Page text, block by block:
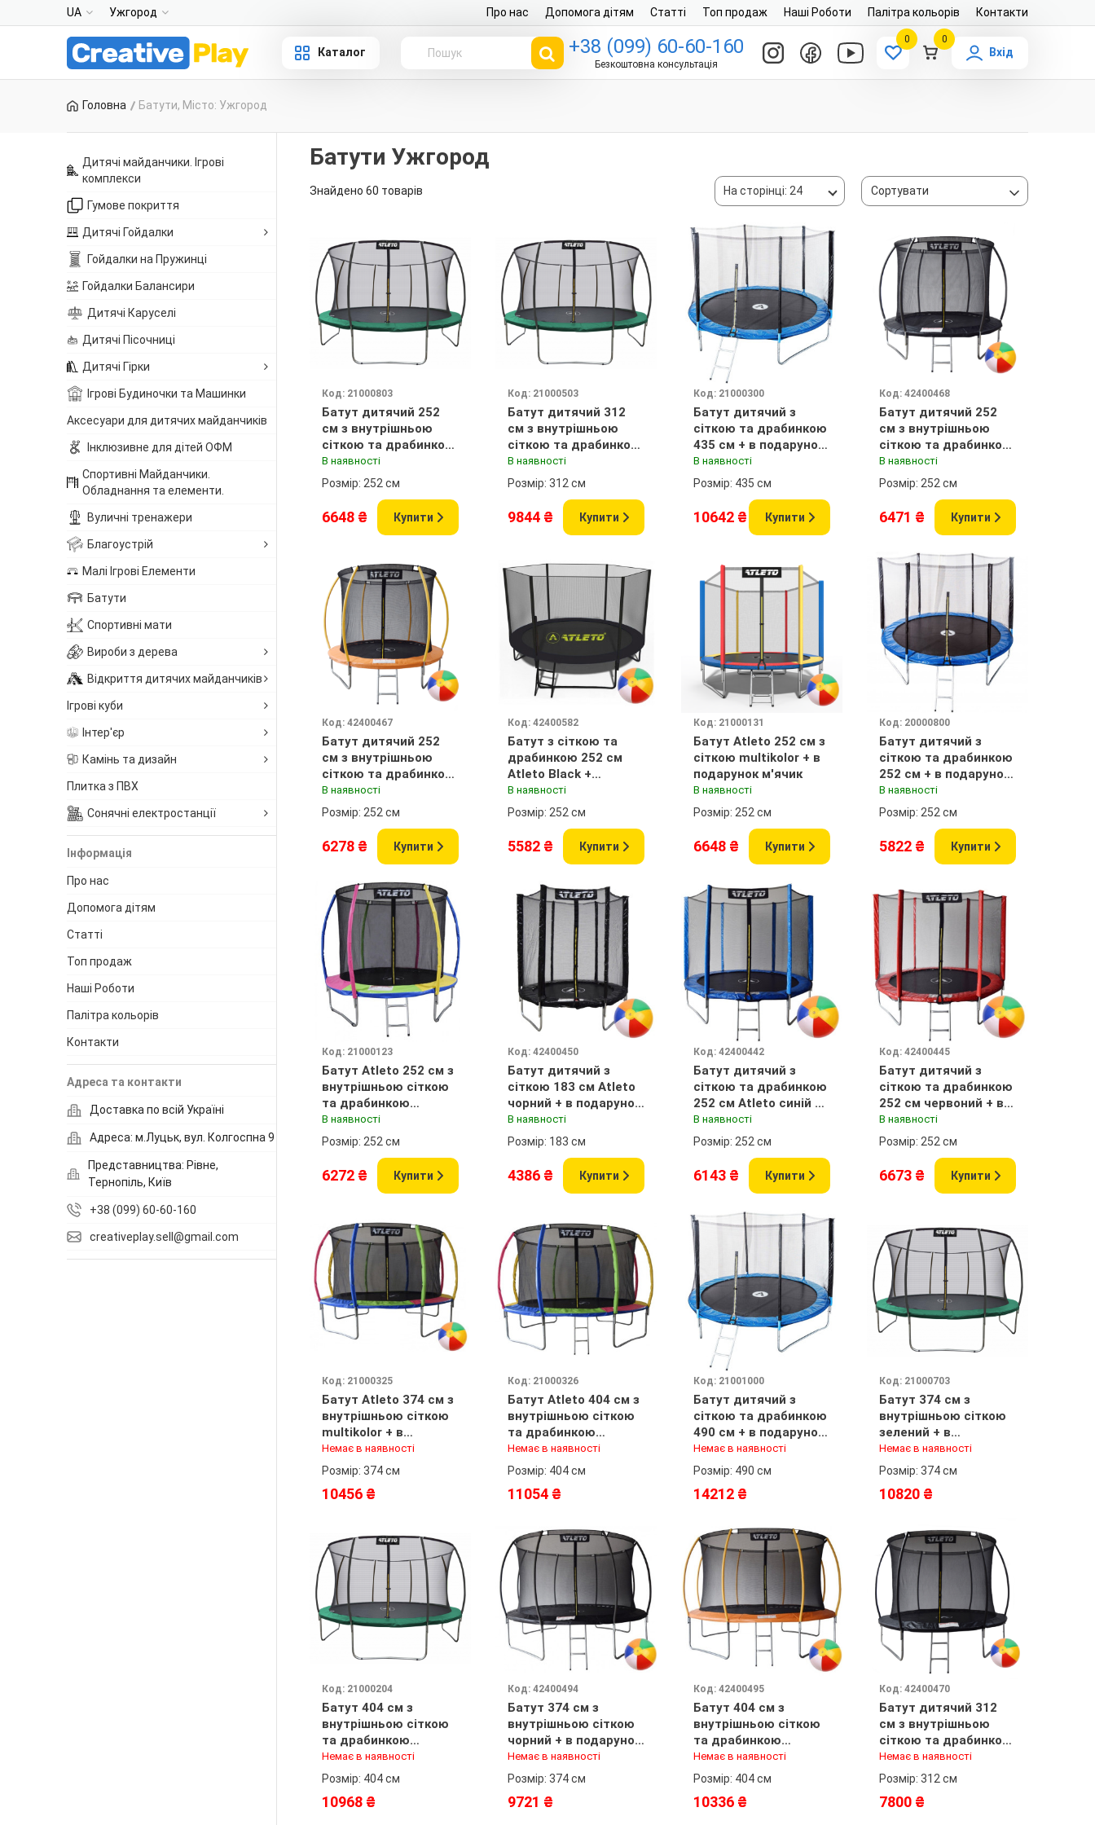
UA Ужгород Про нас Допомога дітям Статті Топ продаж Наші Роботи Палітра кольорів Контакти
Каталог +38 (099) 60-60-160
Безкоштовна консультація
0 0
Вхід
Головна Батути, Місто: Ужгород
Дитячі майданчики. Ігрові
комплекси
Гумове покриття
Дитячі Гойдалки
Гойдалки на Пружинці
Гойдалки Балансири
Дитячі Каруселі
Дитячі Пісочниці
Дитячі Гірки
Ігрові Будиночки та Машинки
Аксесуари для дитячих майданчиків
Інклюзивне для дітей ОФМ
Спортивні Майданчики.
Обладнання та елементи.
Вуличні тренажери
Благоустрій
Малі Ігрові Елементи
Батути
Спортивні мати
Вироби з дерева
Відкриття дитячих майданчиків
Ігрові куби
Інтер'єр
Камінь та дизайн
Плитка з ПВХ
Сонячні електростанції
Інформація
Про нас
Допомога дітям
Статті
Топ продаж
Наші Роботи
Палітра кольорів
Контакти
Адреса та контакти
Доставка по всій Україні
Адреса: м.Луцьк, вул. Колгоспна 9
Представництва: Рівне,
Тернопіль, Київ
+38 (099) 60-60-160
creativeplay.sell@gmail.com
Батути Ужгород
Знайдено 60 товарів На сторінці: 24 Сортувати
Код: 21000803
Батут дитячий 252
см з внутрішньою
сіткою та драбинкою
Atleto зелений + в
подарунок м'ячик
В наявності
Розмір: 252 см
6648 ₴ Купити
Код: 21000503
Батут дитячий 312
см з внутрішньою
сіткою та драбинкою
зелений + в
подарунок м'ячик
В наявності
Розмір: 312 см
9844 ₴ Купити
Код: 21000300
Батут дитячий з
сіткою та драбинкою
435 см + в подарунок
м'ячик
В наявності
Розмір: 435 см
10642 ₴ Купити
Код: 42400468
Батут дитячий 252
см з внутрішньою
сіткою та драбинкою
чорний + в подарунок
м'ячик
В наявності
Розмір: 252 см
6471 ₴ Купити
Код: 42400467
Батут дитячий 252
см з внутрішньою
сіткою та драбинкою
оранжевий + в
подарунок м'ячик
В наявності
Розмір: 252 см
6278 ₴ Купити
Код: 42400582
Батут з сіткою та
драбинкою 252 см
Atleto Black +
В наявності
Розмір: 252 см
5582 ₴ Купити
Код: 21000131
Батут Atleto 252 см з
сіткою multikolor + в
подарунок м'ячик
В наявності
Розмір: 252 см
6648 ₴ Купити
Код: 20000800
Батут дитячий з
сіткою та драбинкою
252 см + в подарунок
м'ячик
В наявності
Розмір: 252 см
5822 ₴ Купити
Код: 21000123
Батут Atleto 252 см з
внутрішньою сіткою
та драбинкою
multikolor + в
подарунок м'ячик
В наявності
Розмір: 252 см
6272 ₴ Купити
Код: 42400450
Батут дитячий з
сіткою 183 см Atleto
чорний + в подарунок
м'ячик
В наявності
Розмір: 183 см
4386 ₴ Купити
Код: 42400442
Батут дитячий з
сіткою та драбинкою
252 см Atleto синій +
в подарунок
м&apos;ячик
В наявності
Розмір: 252 см
6143 ₴ Купити
Код: 42400445
Батут дитячий з
сіткою та драбинкою
252 см червоний + в
подарунок м'ячик
В наявності
Розмір: 252 см
6673 ₴ Купити
Код: 21000325
Батут Atleto 374 см з
внутрішньою сіткою
multikolor + в
подарунок м'ячик
Немає в наявності
Розмір: 374 см
10456 ₴
Код: 21000326
Батут Atleto 404 см з
внутрішньою сіткою
та драбинкою
multikolor + в
подарунок м'ячик
Немає в наявності
Розмір: 404 см
11054 ₴
Код: 21001000
Батут дитячий з
сіткою та драбинкою
490 см + в подарунок
м'ячик
Немає в наявності
Розмір: 490 см
14212 ₴
Код: 21000703
Батут 374 см з
внутрішньою сіткою
зелений + в
подарунок м'ячик
Немає в наявності
Розмір: 374 см
10820 ₴
Код: 21000204
Батут 404 см з
внутрішньою сіткою
та драбинкою
зелений + в
подарунок м'ячик
Немає в наявності
Розмір: 404 см
10968 ₴
Код: 42400494
Батут 374 см з
внутрішньою сіткою
чорний + в подарунок
м'ячик
Немає в наявності
Розмір: 374 см
9721 ₴
Код: 42400495
Батут 404 см з
внутрішньою сіткою
та драбинкою
оранжевий + в
подарунок м'ячик
Немає в наявності
Розмір: 404 см
10336 ₴
Код: 42400470
Батут дитячий 312
см з внутрішньою
сіткою та драбинкою
чорний + в подарунок
м'ячик
Немає в наявності
Розмір: 312 см
7800 ₴